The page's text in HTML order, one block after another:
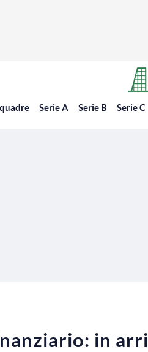
Serie A Serie B Serie C
in